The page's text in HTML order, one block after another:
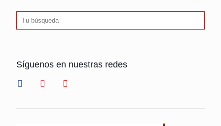
Síguenos en nuestras redes
facebook instagram youtube